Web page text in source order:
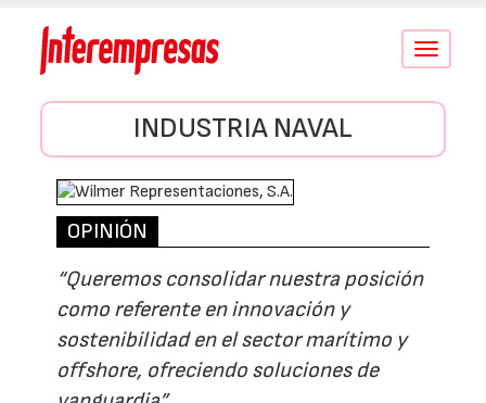
Conmutar
INDUSTRIA NAVAL
OPINIÓN
“Queremos consolidar nuestra posición
como referente en innovación y
sostenibilidad en el sector marítimo y
offshore, ofreciendo soluciones de